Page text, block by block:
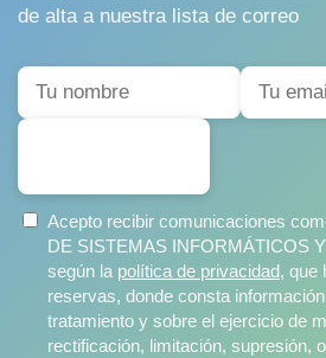
de alta a nuestra lista de correo
Acepto recibir comunicaciones
DE SISTEMAS INFORMÁTICOS
según la política de privacidad, que
reservas, donde consta
tratamiento y sobre el ejercicio de
rectificación, limitación, supresión,